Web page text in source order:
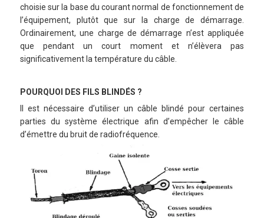
choisie sur la base du courant normal de fonctionnement de
l’équipement, plutôt que sur la charge de démarrage.
Ordinairement, une charge de démarrage n’est appliquée
que pendant un court moment et n’élèvera pas
significativement la température du câble.
POURQUOI DES FILS BLINDÉS ?
Il est nécessaire d’utiliser un câble blindé pour certaines
parties du système électrique afin d’empêcher le câble
d’émettre du bruit de radiofréquence.